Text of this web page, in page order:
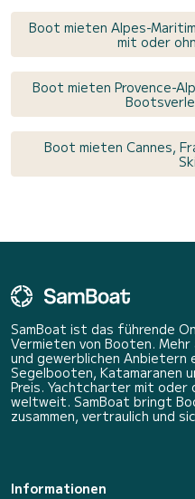
Boot mieten Alpes-
mit oder
Boot mieten Provence-
Boot mieten Cannes,
SamBoat ist das führende
Vermieten von Booten.
und gewerblichen Anbietern
Segelbooten, Katamaranen
Preis. Yachtcharter mit oder
weltweit. SamBoat bringt
zusammen, vertraulich und
Informationen